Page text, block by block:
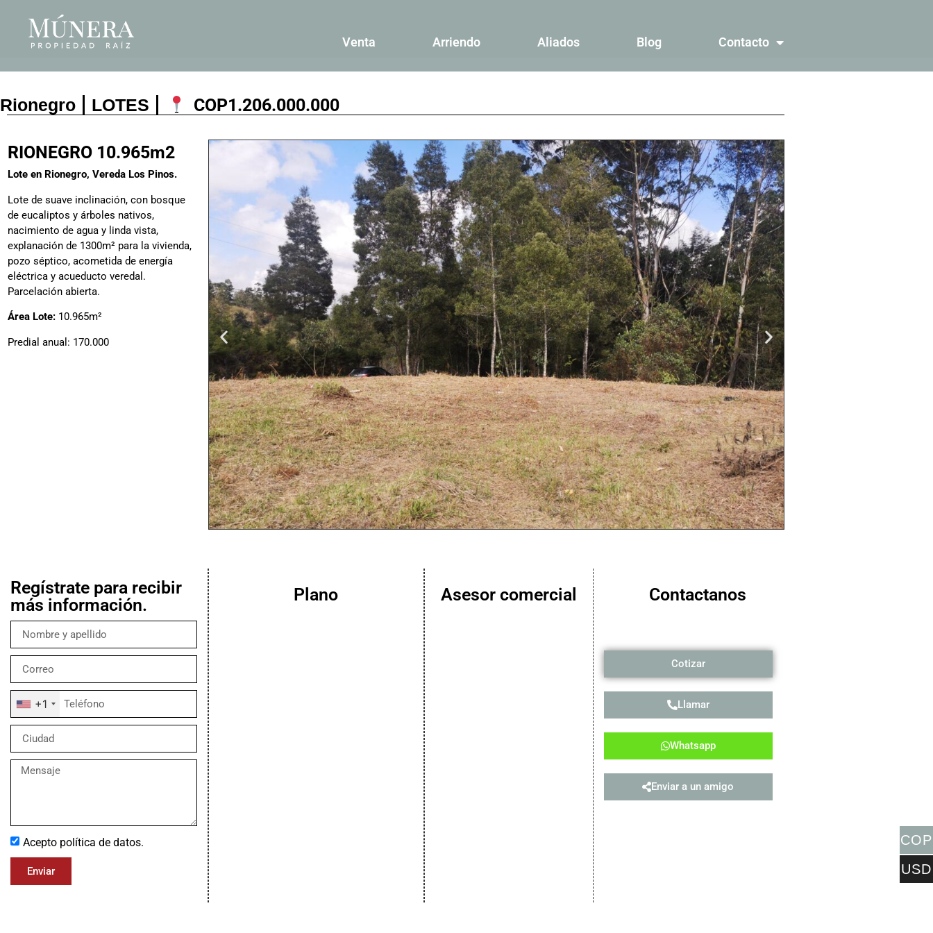
Venta Arriendo Aliados Blog Contacto
Rionegro LOTES COP1.206.000.000
RIONEGRO 10.965m2
Lote en Rionegro, Vereda Los Pinos.
Lote de suave inclinación, con bosque
de eucaliptos y árboles nativos,
nacimiento de agua y linda vista,
explanación de 1300m² para la vivienda,
pozo séptico, acometida de energía
eléctrica y acueducto veredal.
Parcelación abierta.
Área Lote: 10.965m²
Predial anual: 170.000
Regístrate para recibir
más información.
+1
Acepto política de datos.
Enviar
Plano Asesor comercial Contactanos
Cotizar
Llamar
Whatsapp
Enviar a un amigo
COP
USD